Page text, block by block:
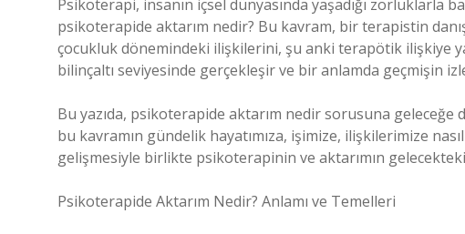
Psikoterapi, insanın içsel dünyasında yaşadığı zorluklarla
psikoterapide aktarım nedir? Bu kavram, bir terapistin
çocukluk dönemindeki ilişkilerini, şu anki terapötik ilişkiye
bilinçaltı seviyesinde gerçekleşir ve bir anlamda geçmişin
Bu yazıda, psikoterapide aktarım nedir sorusuna geleceğe
bu kavramın gündelik hayatımıza, işimize, ilişkilerimize
gelişmesiyle birlikte psikoterapinin ve aktarımın
Psikoterapide Aktarım Nedir? Anlamı ve Temelleri